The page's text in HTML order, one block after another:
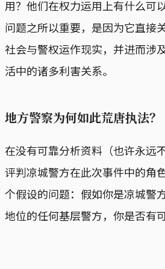
用？他们在权力运用上有什么可
问题之所以重要，是因为它直接
社会与警权运作现实，并进而涉
活中的诸多利害关系。
地方警察为何如此荒唐执法？
在没有可靠分析资料（也许永远
评判凉城警方在此次事件中的角
个假设的问题：假如你是凉城警
地位的任何基层警方，你是否有